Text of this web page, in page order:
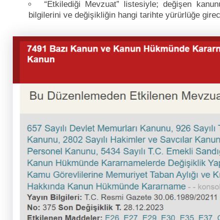
“Etkilediği Mevzuat” listesiyle; değişen
bilgilerini ve değişikliğin hangi tarihte yürürlüğe